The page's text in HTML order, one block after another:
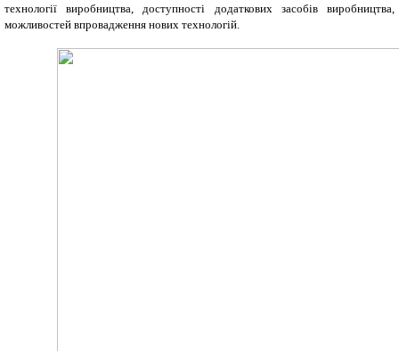
технології виробництва, доступності додаткових засобів виробництва,
можливостей впровадження нових технологій.